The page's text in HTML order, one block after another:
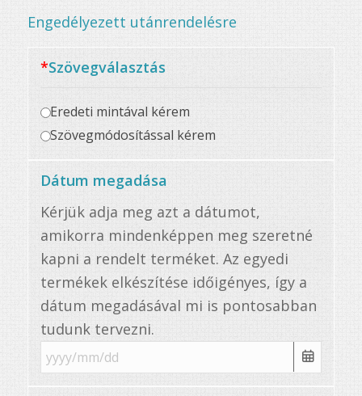
Engedélyezett utánrendelésre
*Szövegválasztás
Eredeti mintával kérem
Szövegmódosítással kérem
Dátum megadása
Kérjük adja meg azt a dátumot,
amikorra mindenképpen meg szeretné
kapni a rendelt terméket. Az egyedi
termékek elkészítése időigényes, így a
dátum megadásával mi is pontosabban
tudunk tervezni.